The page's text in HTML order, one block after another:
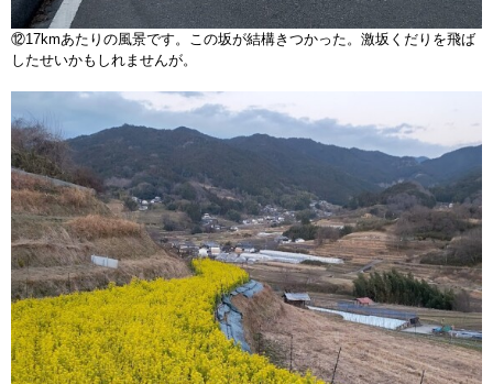
⑫17kmあたりの風景です。この坂が結構きつかった。激坂くだりを飛ば
したせいかもしれませんが。